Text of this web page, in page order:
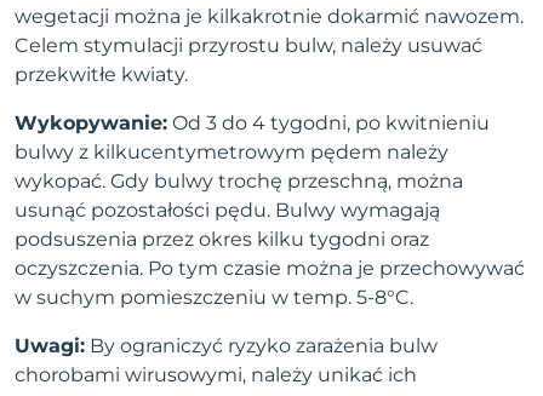
wegetacji można je kilkakrotnie dokarmić nawozem.
Celem stymulacji przyrostu bulw, należy usuwać
przekwitłe kwiaty.
Wykopywanie: Od 3 do 4 tygodni, po kwitnieniu
bulwy z kilkucentymetrowym pędem należy
wykopać. Gdy bulwy trochę przeschną, można
usunąć pozostałości pędu. Bulwy wymagają
podsuszenia przez okres kilku tygodni oraz
oczyszczenia. Po tym czasie można je przechowywać
w suchym pomieszczeniu w temp. 5-8°C.
Uwagi: By ograniczyć ryzyko zarażenia bulw
chorobami wirusowymi, należy unikać ich